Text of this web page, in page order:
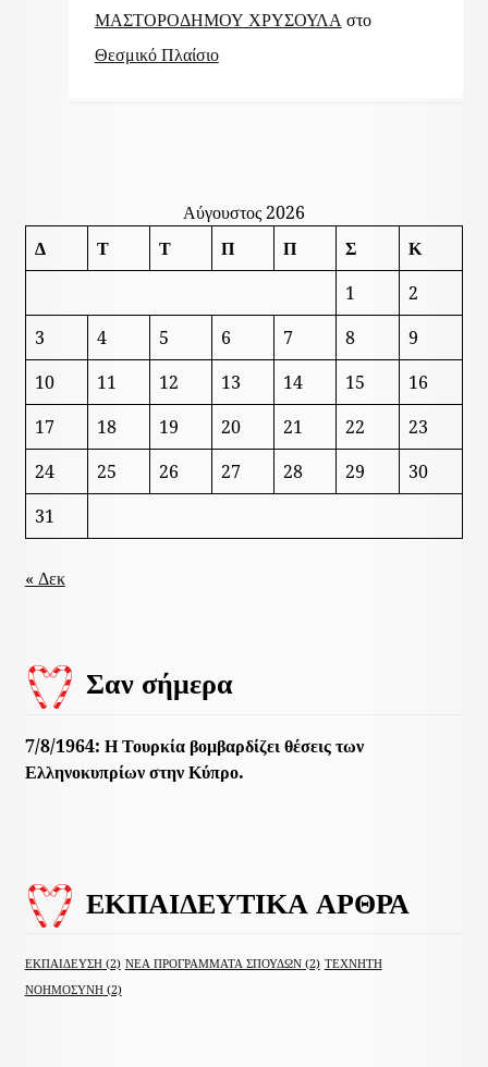
ΜΑΣΤΟΡΟΔΗΜΟΥ ΧΡΥΣΟΥΛΑστο
Θεσμικό Πλαίσιο
Αύγουστος 2026
Δ
Τ Τ Π Π Σ
Κ
1
2
3
4 5 6 7 8
9
10
11 12 13 14 15
16
17
18 19 20 21 22
23
24
25 26 27 28 29
30
31
« Δεκ
Σαν σήμερα
7/8/1964: Η Τουρκία βομβαρδίζει θέσεις των
Ελληνοκυπρίων στην Κύπρο.
ΕΚΠΑΙΔΕΥΤΙΚΑ ΑΡΘΡΑ
ΕΚΠΑΙΔΕΥΣΗ(2) ΝΕΑ ΠΡΟΓΡΑΜΜΑΤΑ ΣΠΟΥΔΩΝ(2) ΤΕΧΝΗΤΗ
ΝΟΗΜΟΣΥΝΗ(2)